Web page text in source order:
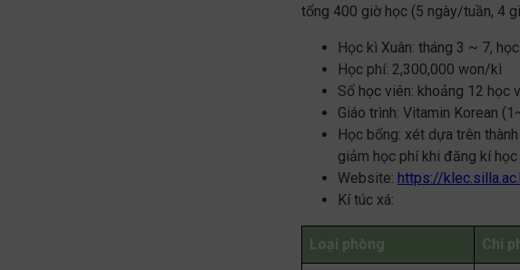
tổng 400 giờ học (5 ngày/tuần, 4
Học kì Xuân: tháng 3 ~ 7,
Học phí: 2,300,000 won/kì
Số học viên: khoảng 12 học
Giáo trình: Vitamin Korean
Học bổng: xét dựa trên
giảm học phí khi đăng kí
Website: https://
Kí túc xá:
Loại phòng Chi